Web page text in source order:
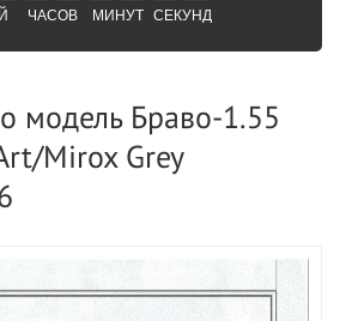
ЧАСОВ МИНУТ СЕКУНД
модель Браво-1.55
Mirox Grey